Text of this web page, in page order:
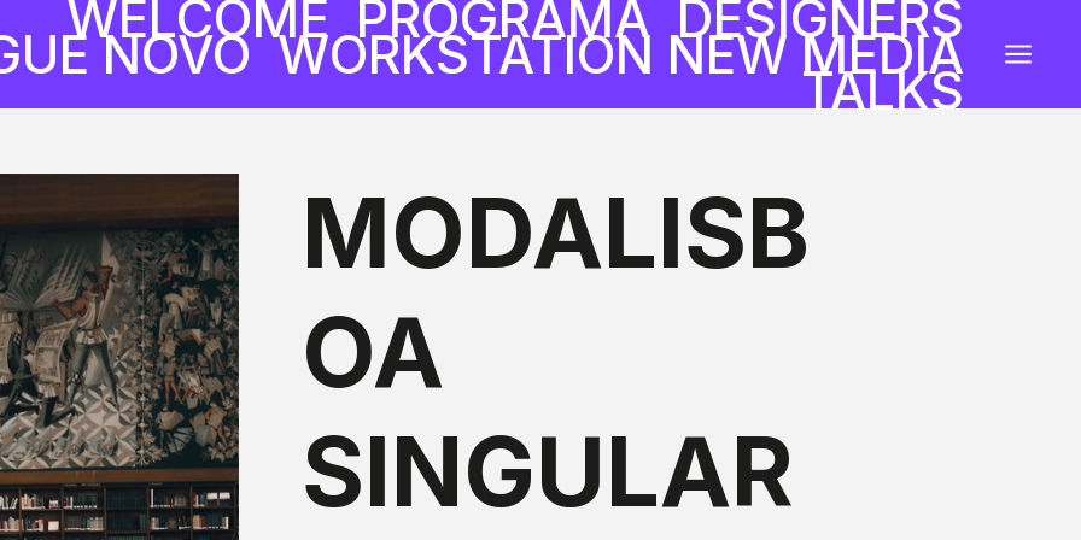
WELCOME PROGRAMA DESIGNERS
NOVO WORKSTATION NEW MEDIA
TALKS
a
MODALISB
OA
SINGULAR